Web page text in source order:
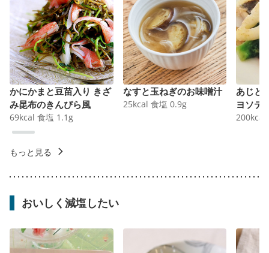
かにかまと豆苗入り きざ
み昆布のきんぴら風
69kcal 食塩 1.1 g
なすと玉ねぎのお味噌汁
25kcal 食塩 0.9g
あじと
ヨソテ
200kcal
もっと見る
おいしく減塩したい